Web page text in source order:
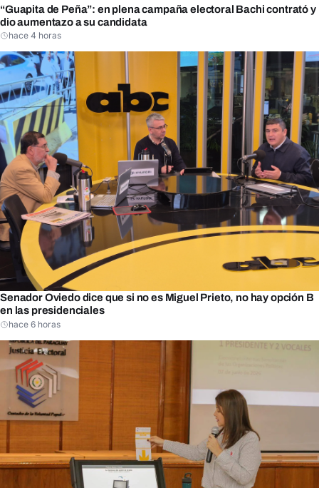
“Guapita de Peña”: en plena campaña electoral Bachi contrató y
dio aumentazo a su candidata
hace 4 horas
Senador Oviedo dice que si no es Miguel Prieto, no hay opción B
en las presidenciales
hace 6 horas